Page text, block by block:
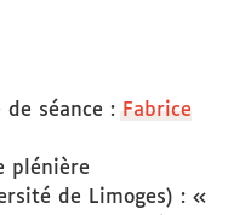
de séance : Fabrice
plénière
de Limoges) : «